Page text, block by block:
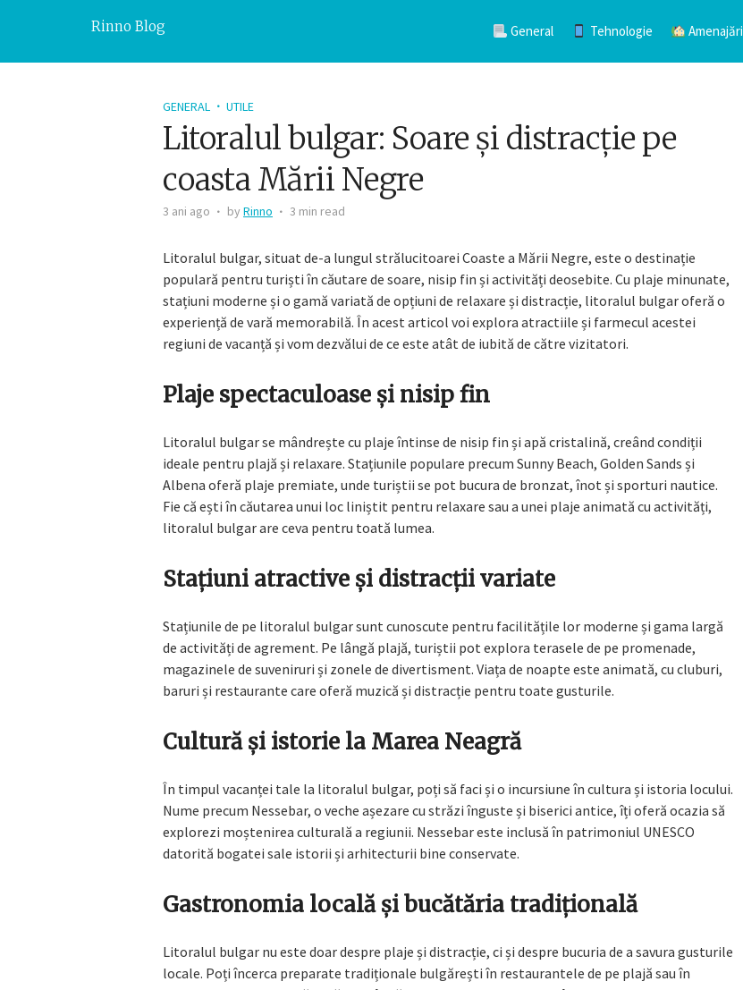
Rinno Blog General Tehnologie Amenajări
GENERAL UTILE
Litoralul bulgar: Soare și distracție pe
coasta Mării Negre
3 ani ago by Rinno 3 min read
Litoralul bulgar, situat de-a lungul strălucitoarei Coaste a Mării Negre, este o destinație
populară pentru turiști în căutare de soare, nisip fin și activități deosebite. Cu plaje minunate,
stațiuni moderne și o gamă variată de opțiuni de relaxare și distracție, litoralul bulgar oferă o
experiență de vară memorabilă. În acest articol voi explora atractiile și farmecul acestei
regiuni de vacanță și vom dezvălui de ce este atât de iubită de către vizitatori.
Plaje spectaculoase și nisip fin
Litoralul bulgar se mândrește cu plaje întinse de nisip fin și apă cristalină, creând condiții
ideale pentru plajă și relaxare. Stațiunile populare precum Sunny Beach, Golden Sands și
Albena oferă plaje premiate, unde turiștii se pot bucura de bronzat, înot și sporturi nautice.
Fie că ești în căutarea unui loc liniștit pentru relaxare sau a unei plaje animată cu activități,
litoralul bulgar are ceva pentru toată lumea.
Stațiuni atractive și distracții variate
Stațiunile de pe litoralul bulgar sunt cunoscute pentru facilitățile lor moderne și gama largă
de activități de agrement. Pe lângă plajă, turiștii pot explora terasele de pe promenade,
magazinele de suveniruri și zonele de divertisment. Viața de noapte este animată, cu cluburi,
baruri și restaurante care oferă muzică și distracție pentru toate gusturile.
Cultură și istorie la Marea Neagră
În timpul vacanței tale la litoralul bulgar, poți să faci și o incursiune în cultura și istoria locului.
Nume precum Nessebar, o veche așezare cu străzi înguste și biserici antice, îți oferă ocazia să
explorezi moștenirea culturală a regiunii. Nessebar este inclusă în patrimoniul UNESCO
datorită bogatei sale istorii și arhitecturii bine conservate.
Gastronomia locală și bucătăria tradițională
Litoralul bulgar nu este doar despre plaje și distracție, ci și despre bucuria de a savura gusturile
locale. Poți încerca preparate tradiționale bulgărești în restaurantele de pe plajă sau în